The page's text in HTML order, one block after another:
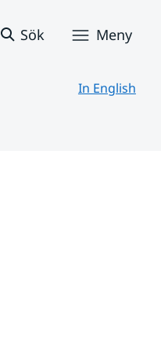
Sök Meny
In English